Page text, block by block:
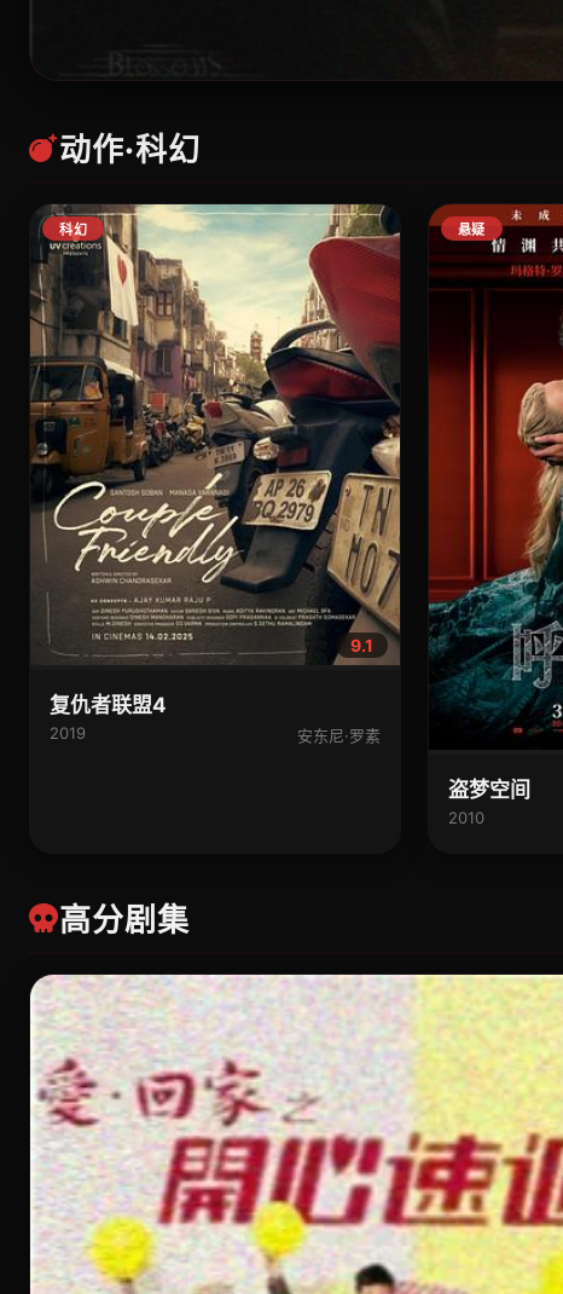
硬核动作
疾速追杀4
约翰·威克面对全球最顶尖的杀手，以暴制暴，
格斗，血战到底。
立即开战
动作·科幻
科幻
9.1
复仇者联盟4
2019 安东尼·罗素
悬疑
盗梦空间
2010
高分剧集